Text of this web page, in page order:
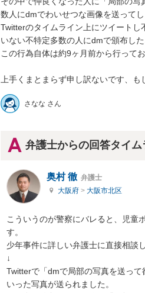
数人にdmでわいせつな画像を送ってし
Twitterのタイムライン上にツイート
いない不特定多数の人にdmで頒布した
この行為自体は約9ヶ月前から行って
上手くまとまらず申し訳ないです、も
さなな さん
弁護士からの回答タイム
奥村 徹 弁護士
大阪府 > 大阪市北区
こういうのが警察にバレると、児童
す。
少年事件に詳しい弁護士に直接相談
↓
Twitterで「dmで局部の写真を送っ
いった写真が送られました。